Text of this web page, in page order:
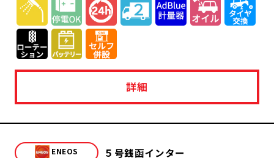
詳細
５号銭函インター